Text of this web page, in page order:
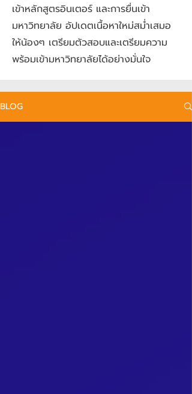
เข้าหลักสูตรอินเตอร์ และการยื่นเข้า
มหาวิทยาลัย อัปเดตเนื้อหาใหม่สม่ำเสมอ
ให้น้องๆ เตรียมตัวสอบและเตรียมความ
พร้อมเข้ามหาวิทยาลัยได้อย่างมั่นใจ
BLOG